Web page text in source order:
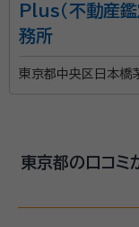
Plus（不動産
務所
東京都中央区日本橋
東京都の口コミ